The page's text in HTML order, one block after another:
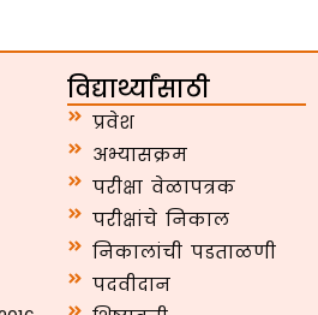
विद्यार्थ्यांसाठी
प्रवेश
अभ्यासक्रम
परीक्षा वेळापत्रक
परीक्षांचे निकाल
निकालांची पडताळणी
पदवीदान